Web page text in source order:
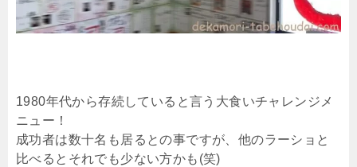
1980年代から存続していると言う大食いチャレンジメ
ニュー！
成功者は数十名も居るとの事ですが、他のラーショと
比べるとそれでも少ない方かも(笑)